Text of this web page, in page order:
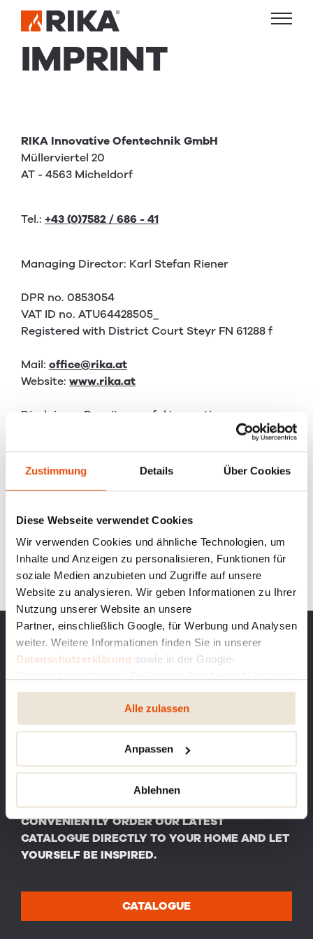
Zustimmung Details Über Cookies
Diese Webseite verwendet Cookies
Wir verwenden Cookies und ähnliche Technologien, um
Inhalte und Anzeigen zu personalisieren, Funktionen für
soziale Medien anzubieten und Zugriffe auf unsere
Website zu analysieren. Wir geben Informationen zu Ihrer
Nutzung unserer Website an unsere
Partner, einschließlich Google, für Werbung und Analysen
weiter. Weitere Informationen finden Sie in unserer
Datenschutzerklärung sowie in der Google-
ändern oder widerrufen.
Alle zulassen
Anpassen
Ablehnen
IMPRINT
RIKA Innovative Ofentechnik GmbH
Müllerviertel 20
AT - 4563 Micheldorf
Tel.: +43 (0)7582 / 686 - 41
Managing Director: Karl Stefan Riener
DPR no. 0853054
VAT ID no. ATU64428505_
Registered with District Court Steyr FN 61288 f
Mail: office@rika.at
Website: www.rika.at
Disclaimer: Despite careful inspection we assume
no liability for the content of external links. The
site operators are solely responsible for the
content of the linked pages.
GmbH
CONVENIENTLY ORDER OUR LATEST
CATALOGUE DIRECTLY TO YOUR HOME AND LET
YOURSELF BE INSPIRED.
CATALOGUE